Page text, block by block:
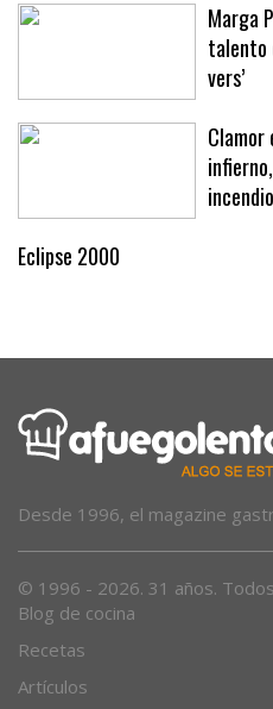
Marga
talento
vers’
Clamor
Eclipse 2000
Desde 1996, el magazine
© 1996 - 2026. 31 años.
Blog de cocina
Recetas
Artículos